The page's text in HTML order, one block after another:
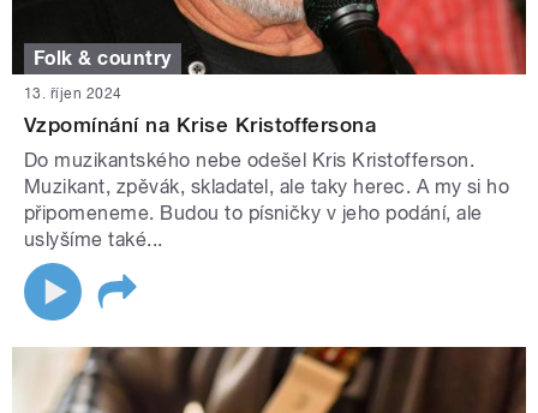
Folk & country
13. říjen 2024
Vzpomínání na Krise Kristoffersona
Do muzikantského nebe odešel Kris Kristofferson.
Muzikant, zpěvák, skladatel, ale taky herec. A my si ho
připomeneme. Budou to písničky v jeho podání, ale
uslyšíme také...